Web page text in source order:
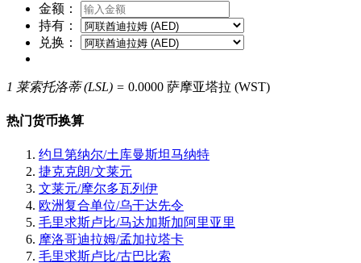
金额：
持有：
兑换：
1 莱索托洛蒂 (LSL) = 0.0000 萨摩亚塔拉 (WST)
热门货币换算
约旦第纳尔/土库曼斯坦马纳特
捷克克朗/文莱元
文莱元/摩尔多瓦列伊
欧洲复合单位/乌干达先令
毛里求斯卢比/马达加斯加阿里亚里
摩洛哥迪拉姆/孟加拉塔卡
毛里求斯卢比/古巴比索